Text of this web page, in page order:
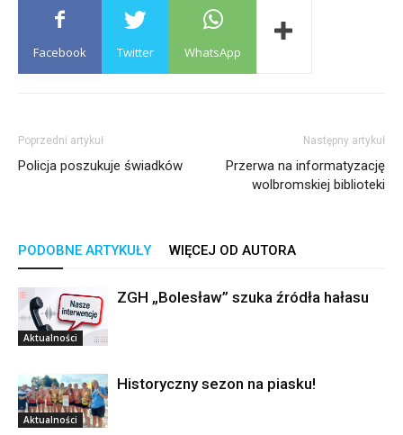
Facebook Twitter WhatsApp
Poprzedni artykuł
Policja poszukuje świadków
Następny artykuł
Przerwa na informatyzację
wolbromskiej biblioteki
PODOBNE ARTYKUŁY WIĘCEJ OD AUTORA
Aktualności
ZGH „Bolesław” szuka źródła hałasu
Aktualności
Historyczny sezon na piasku!